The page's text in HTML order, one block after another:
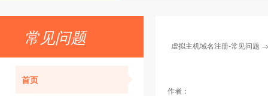
常见问题
首页
虚拟主机域名注册-常见问题
作者：